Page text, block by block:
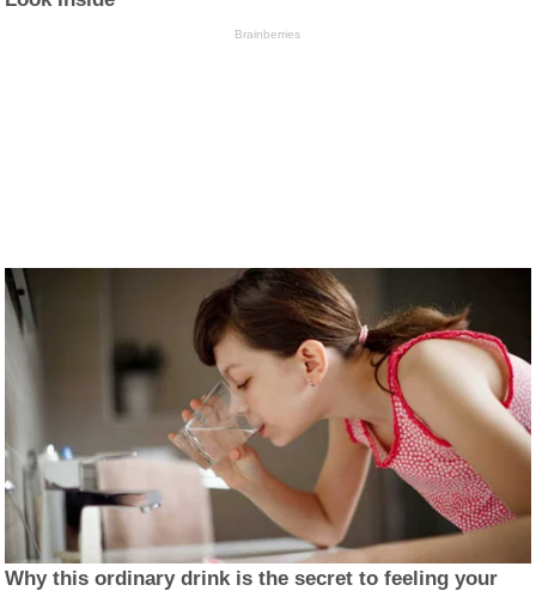
Brainberries
Why this ordinary drink is the secret to feeling your